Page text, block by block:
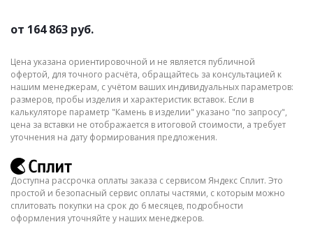
от 164 863 руб.
Цена указана ориентировочной и не является публичной
офертой, для точного расчёта, обращайтесь за консультацией к
нашим менеджерам, с учётом ваших индивидуальных параметров:
размеров, пробы изделия и характеристик вставок. Если в
калькуляторе параметр "Камень в изделии" указано "по запросу",
цена за вставки не отображается в итоговой стоимости, а требует
уточнения на дату формирования предложения.
Доступна рассрочка оплаты заказа с сервисом Яндекс Сплит. Это
простой и безопасный сервис оплаты частями, с которым можно
сплитовать покупки на срок до 6 месяцев, подробности
оформления уточняйте у наших менеджеров.